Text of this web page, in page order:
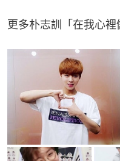
更多朴志訓「在我心裡